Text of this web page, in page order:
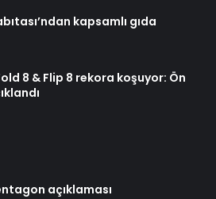
kapsamlı gıda
8 & Flip 8 rekora koşuyor: Ön
açıklaması